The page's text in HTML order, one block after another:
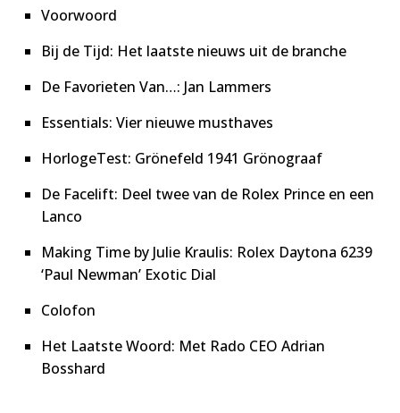
Voorwoord
Bij de Tijd: Het laatste nieuws uit de branche
De Favorieten Van…: Jan Lammers
Essentials: Vier nieuwe musthaves
HorlogeTest: Grönefeld 1941 Grönograaf
De Facelift: Deel twee van de Rolex Prince en een
Lanco
Making Time by Julie Kraulis: Rolex Daytona 6239
‘Paul Newman’ Exotic Dial
Colofon
Het Laatste Woord: Met Rado CEO Adrian
Bosshard